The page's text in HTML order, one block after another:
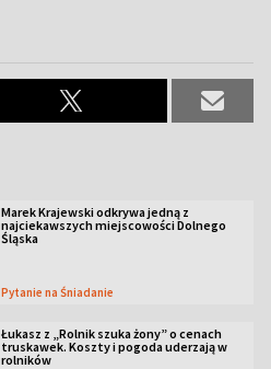
Marek Krajewski odkrywa jedną z
najciekawszych miejscowości Dolnego
Śląska
Pytanie na Śniadanie
Łukasz z „Rolnik szuka żony” o cenach
truskawek. Koszty i pogoda uderzają w
rolników